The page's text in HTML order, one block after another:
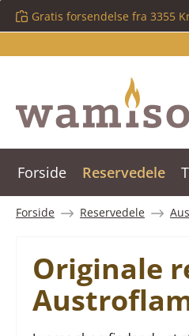
til hovedindhold
Spring til søgning
Gå til hovednavigation
Gratis forsendelse fra 3355
Forside Reservedele
Forside Reservedele
Originale